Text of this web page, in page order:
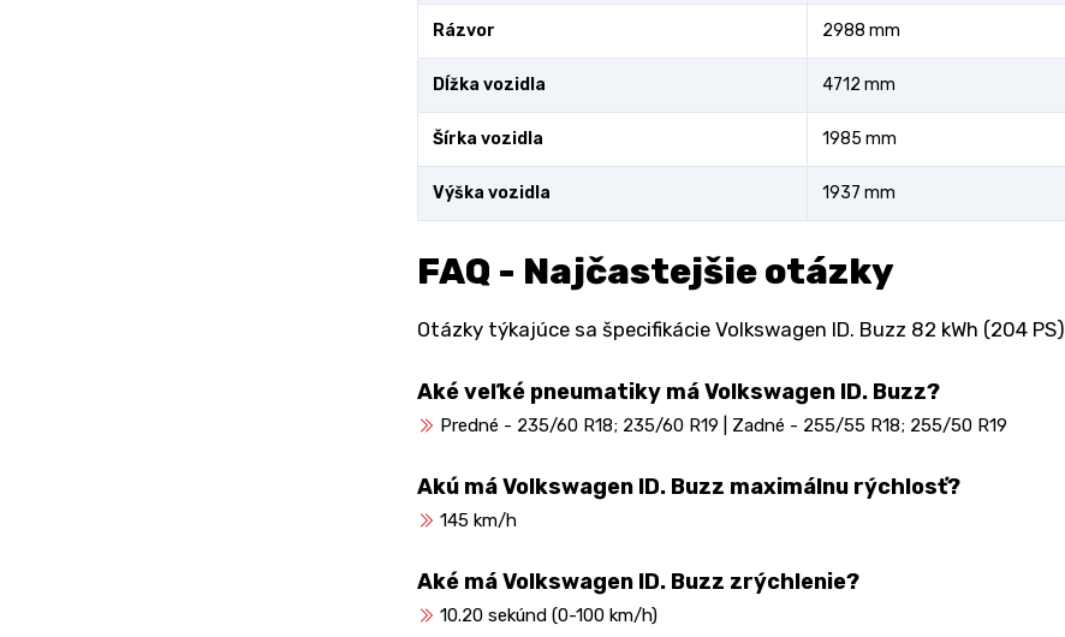
Rázvor 2988 mm
Dĺžka vozidla 4712 mm
Šírka vozidla 1985 mm
Výška vozidla 1937 mm
FAQ - Najčastejšie otázky
Otázky týkajúce sa špecifikácie Volkswagen ID. Buzz 82 kWh (204 PS)
Aké veľké pneumatiky má Volkswagen ID. Buzz?
Predné - 235/60 R18; 235/60 R19 | Zadné - 255/55 R18; 255/50 R19
Akú má Volkswagen ID. Buzz maximálnu rýchlosť?
145 km/h
Aké má Volkswagen ID. Buzz zrýchlenie?
10.20 sekúnd (0-100 km/h)